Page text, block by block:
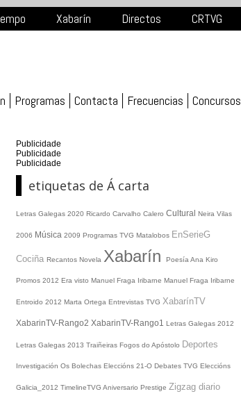
Xabarín Directos CRTVG
Programas Contacta Frecuencias Concursos
Publicidade
Publicidade
Publicidade
etiquetas de Á carta
Letras Galegas 2020 Ricardo Carvalho Calero Cultural Neira Vilas
2006 Música 2009 Programas TVG Matalobos EnSerieG
Cociña Recantos Novela Xabarín Poesía Ana Kiro
Promos 2012 Era visto Manuel Fraga Iribarne Manuel Fraga Iribarne
Entroido 2012 Marta Ortega Entrevistas TVG XabarínTV
XabarinTV-Rango2 XabarinTV-Rango1 Letras Galegas 2012
Letras Galegas 2013 Traiñeiras Fogos do Apóstolo Deportes
Investigación Os Bolechas Eleccións 21-O Debates TVG Eleccións
Galicia_2012 TimelineTVG Aniversario Prestige Zigzag diario